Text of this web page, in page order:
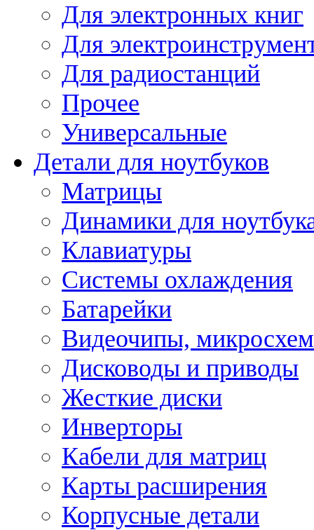
Для электронных книг
Для
Для радиостанций
Прочее
Универсальные
Детали для ноутбуков
Матрицы
Динамики для
Клавиатуры
Системы охлаждения
Батарейки
Видеочипы,
Дисководы и приводы
Жесткие диски
Инверторы
Кабели для матриц
Карты расширения
Корпусные детали